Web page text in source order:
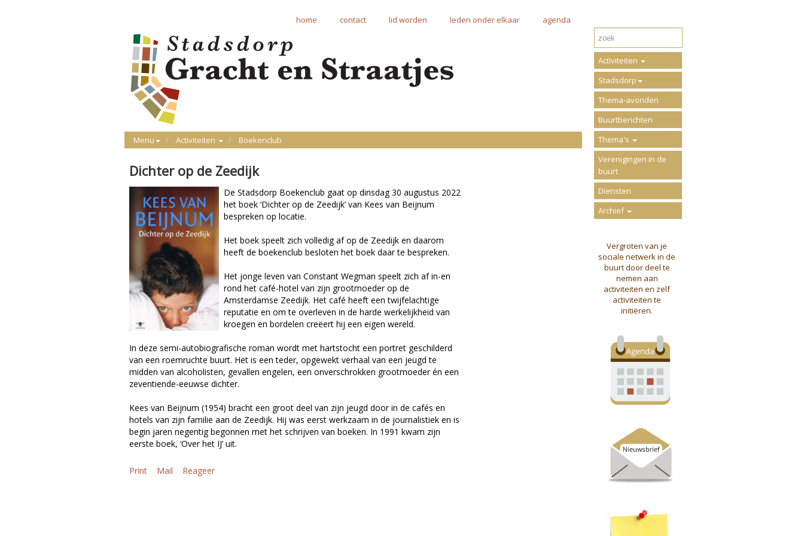
home contact lid worden leden onder elkaar agenda
Menu Activiteiten Boekenclub
Dichter op de Zeedijk
De Stadsdorp Boekenclub gaat op dinsdag 30 augustus 2022
het boek ‘Dichter op de Zeedijk’ van Kees van Beijnum
bespreken op locatie.
Het boek speelt zich volledig af op de Zeedijk en daarom
heeft de boekenclub besloten het boek daar te bespreken.
Het jonge leven van Constant Wegman speelt zich af in-en
rond het café-hotel van zijn grootmoeder op de
Amsterdamse Zeedijk. Het café heeft een twijfelachtige
reputatie en om te overleven in de harde werkelijkheid van
kroegen en bordelen creëert hij een eigen wereld.
In deze semi-autobiografische roman wordt met hartstocht een portret geschilderd
van een roemruchte buurt. Het is een teder, opgewekt verhaal van een jeugd te
midden van alcoholisten, gevallen engelen, een onverschrokken grootmoeder én een
zeventiende-eeuwse dichter.
Kees van Beijnum (1954) bracht een groot deel van zijn jeugd door in de cafés en
hotels van zijn familie aan de Zeedijk. Hij was eerst werkzaam in de journalistiek en is
begin jaren negentig begonnen met het schrijven van boeken. In 1991 kwam zijn
eerste boek, ‘Over het IJ’ uit.
Print Mail Reageer
Activiteiten
Stadsdorp
Thema-avonden
Buurtberichten
Thema's
Verenigingen in de
buurt
Diensten
Archief
Vergroten van je
sociale netwerk in de
buurt door deel te
nemen aan
activiteiten en zelf
activiteiten te
initiëren.